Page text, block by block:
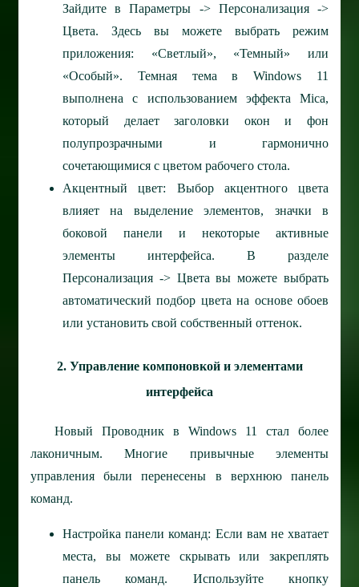
Зайдите в Параметры -> Персонализация ->
Цвета. Здесь вы можете выбрать режим
приложения: «Светлый», «Темный» или
«Особый». Темная тема в Windows 11
выполнена с использованием эффекта Mica,
который делает заголовки окон и фон
полупрозрачными и гармонично
сочетающимися с цветом рабочего стола.
Акцентный цвет: Выбор акцентного цвета
влияет на выделение элементов, значки в
боковой панели и некоторые активные
элементы интерфейса. В разделе
Персонализация -> Цвета вы можете выбрать
автоматический подбор цвета на основе обоев
или установить свой собственный оттенок.
2. Управление компоновкой и элементами
интерфейса
Новый Проводник в Windows 11 стал более
лаконичным. Многие привычные элементы
управления были перенесены в верхнюю панель
команд.
Настройка панели команд: Если вам не хватает
места, вы можете скрывать или закреплять
панель команд. Используйте кнопку